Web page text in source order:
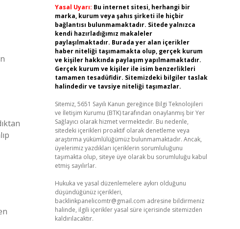
Yasal Uyarı: Bu internet sitesi, herhangi bir
marka, kurum veya şahıs şirketi ile hiçbir
bağlantısı bulunmamaktadır. Sitede yalnızca
kendi hazırladığımız makaleler
paylaşılmaktadır. Burada yer alan içerikler
haber niteliği taşımamakta olup, gerçek kurum
ve kişiler hakkında paylaşım yapılmamaktadır.
Gerçek kurum ve kişiler ile isim benzerlikleri
tamamen tesadüfidir. Sitemizdeki bilgiler taslak
halindedir ve tavsiye niteliği taşımazlar.
Sitemiz, 5651 Sayılı Kanun gereğince Bilgi Teknolojileri
ve İletişim Kurumu (BTK) tarafından onaylanmış bir Yer
Sağlayıcı olarak hizmet vermektedir. Bu nedenle,
sitedeki içerikleri proaktif olarak denetleme veya
araştırma yükümlülüğümüz bulunmamaktadır. Ancak,
üyelerimiz yazdıkları içeriklerin sorumluluğunu
taşımakta olup, siteye üye olarak bu sorumluluğu kabul
etmiş sayılırlar.
Hukuka ve yasal düzenlemelere aykırı olduğunu
düşündüğünüz içerikleri,
backlinkpanelicomtr@gmail.com adresine bildirmeniz
halinde, ilgili içerikler yasal süre içerisinde sitemizden
kaldırılacaktır.